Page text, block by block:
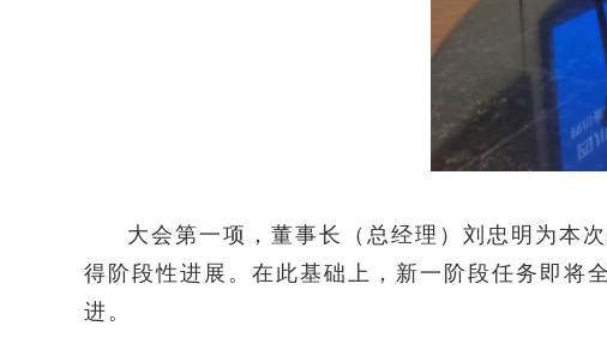
大会第一项，董事长（总经理）刘忠明为本
得阶段性进展。在此基础上，新一阶段任务即将
进。